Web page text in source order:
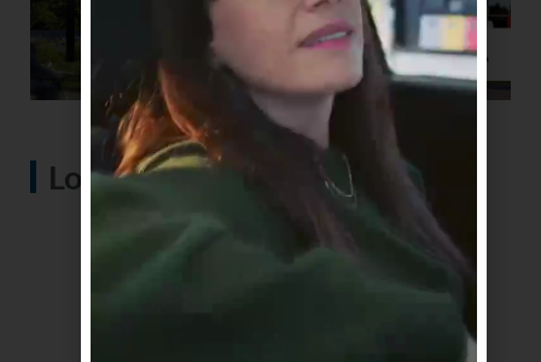
Lo más visto